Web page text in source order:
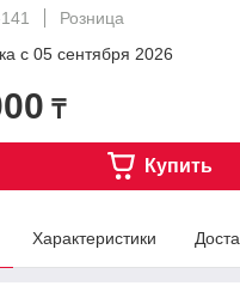
Розница
с 05 сентября 2026
₸
Купить
Характеристики